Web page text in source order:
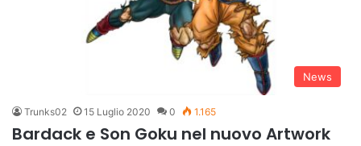
News
Trunks02 15 Luglio 2020 0 1.165
Bardack e Son Goku nel nuovo Artwork